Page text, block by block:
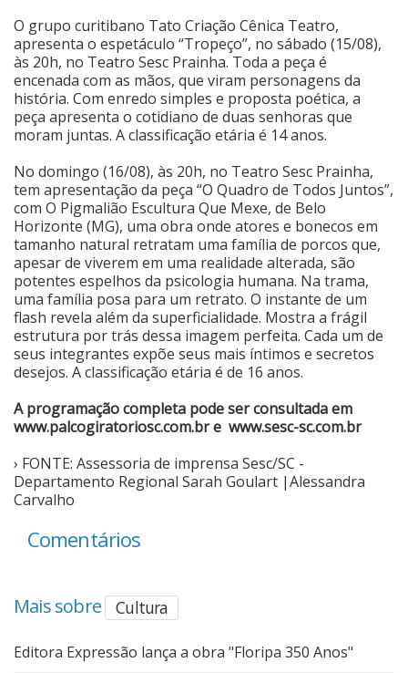
O grupo curitibano Tato Criação Cênica Teatro,
apresenta o espetáculo “Tropeço”, no sábado (15/08),
às 20h, no Teatro Sesc Prainha. Toda a peça é
encenada com as mãos, que viram personagens da
história. Com enredo simples e proposta poética, a
peça apresenta o cotidiano de duas senhoras que
moram juntas. A classificação etária é 14 anos.
No domingo (16/08), às 20h, no Teatro Sesc Prainha,
tem apresentação da peça “O Quadro de Todos Juntos”,
com O Pigmalião Escultura Que Mexe, de Belo
Horizonte (MG), uma obra onde atores e bonecos em
tamanho natural retratam uma família de porcos que,
apesar de viverem em uma realidade alterada, são
potentes espelhos da psicologia humana. Na trama,
uma família posa para um retrato. O instante de um
flash revela além da superficialidade. Mostra a frágil
estrutura por trás dessa imagem perfeita. Cada um de
seus integrantes expõe seus mais íntimos e secretos
desejos. A classificação etária é de 16 anos.
A programação completa pode ser consultada em
www.palcogiratoriosc.com.bre www.sesc-sc.com.br
› FONTE: Assessoria de imprensa Sesc/SC -
Departamento Regional Sarah Goulart |Alessandra
Carvalho
Comentários
Mais sobre Cultura
Editora Expressão lança a obra "Floripa 350 Anos"